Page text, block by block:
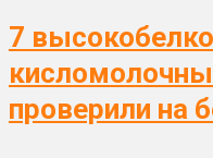
7
проверили на